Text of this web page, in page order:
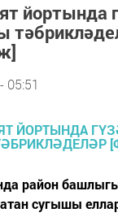
йортында
05:51
район
сугышы